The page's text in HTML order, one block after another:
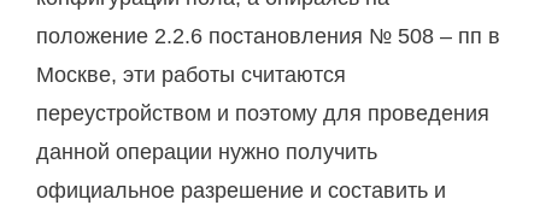
положение 2.2.6 постановления № 508 – пп в
Москве, эти работы считаются
переустройством и поэтому для проведения
данной операции нужно получить
официальное разрешение и составить и